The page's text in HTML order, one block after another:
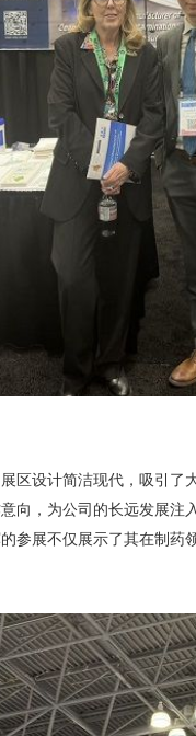
设计简洁现代，吸引了
向，为公司的长远发展注
展不仅展示了其在制药